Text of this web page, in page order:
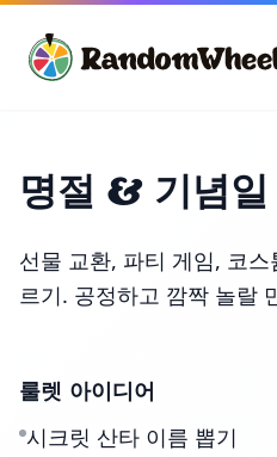
명절 & 기념일
선물 교환, 파티 게임, 코
르기. 공정하고 깜짝 놀랄
룰렛 아이디어
시크릿 산타 이름 뽑기